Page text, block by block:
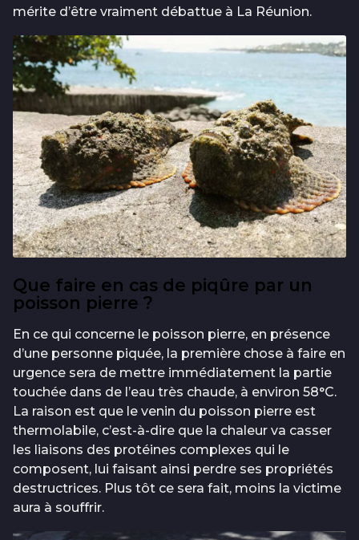
mérite d’être vraiment débattue à La Réunion.
Que faire en cas de piqûre par un
poisson pierre ?
En ce qui concerne le poisson pierre, en présence
d’une personne piquée, la première chose à faire en
urgence sera de mettre immédiatement la partie
touchée dans de l’eau très chaude, à environ 58°C.
La raison est que le venin du poisson pierre est
thermolabile, c’est-à-dire que la chaleur va casser
les liaisons des protéines complexes qui le
composent, lui faisant ainsi perdre ses propriétés
destructrices. Plus tôt ce sera fait, moins la victime
aura à souffrir.